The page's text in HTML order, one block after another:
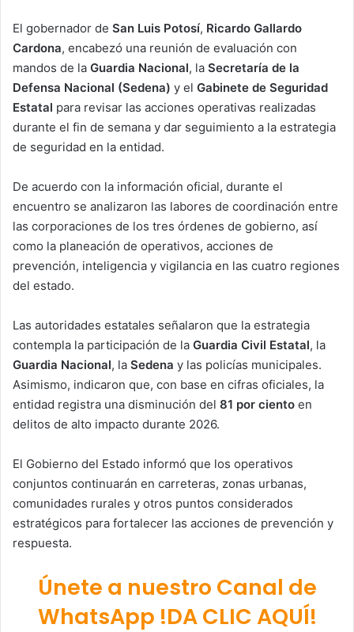
El gobernador de San Luis Potosí, Ricardo Gallardo
Cardona, encabezó una reunión de evaluación con
mandos de la Guardia Nacional, la Secretaría de la
Defensa Nacional (Sedena) y el Gabinete de Seguridad
Estatal para revisar las acciones operativas realizadas
durante el fin de semana y dar seguimiento a la estrategia
de seguridad en la entidad.
De acuerdo con la información oficial, durante el
encuentro se analizaron las labores de coordinación entre
las corporaciones de los tres órdenes de gobierno, así
como la planeación de operativos, acciones de
prevención, inteligencia y vigilancia en las cuatro regiones
del estado.
Las autoridades estatales señalaron que la estrategia
contempla la participación de la Guardia Civil Estatal, la
Guardia Nacional, la Sedena y las policías municipales.
Asimismo, indicaron que, con base en cifras oficiales, la
entidad registra una disminución del 81 por ciento en
delitos de alto impacto durante 2026.
El Gobierno del Estado informó que los operativos
conjuntos continuarán en carreteras, zonas urbanas,
comunidades rurales y otros puntos considerados
estratégicos para fortalecer las acciones de prevención y
respuesta.
Únete a nuestro Canal de
WhatsApp !DA CLIC AQUÍ!